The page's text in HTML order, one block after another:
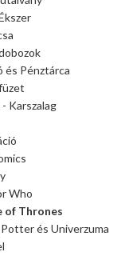
Pénztárca
Karszalag
Who
of Thrones
és Univerzuma